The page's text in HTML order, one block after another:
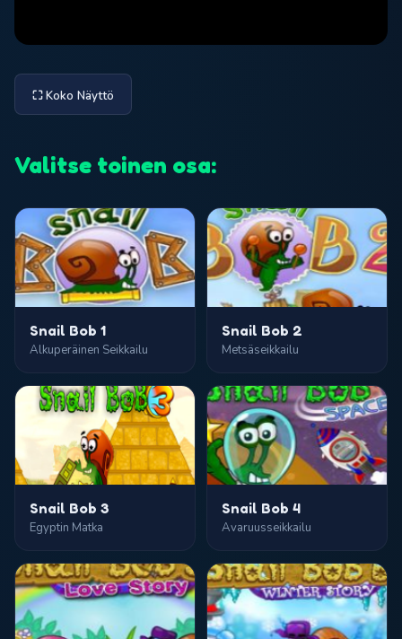
⛶ Koko Näyttö
Valitse toinen osa:
Snail Bob 1
Alkuperäinen Seikkailu
Snail Bob 2
Metsäseikkailu
Snail Bob 3
Egyptin Matka
Snail Bob 4
Avaruusseikkailu